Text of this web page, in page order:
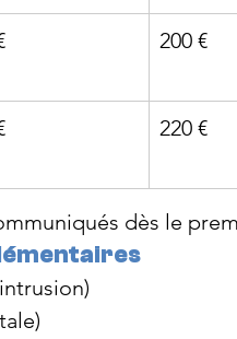
200 €
220 €
dès le